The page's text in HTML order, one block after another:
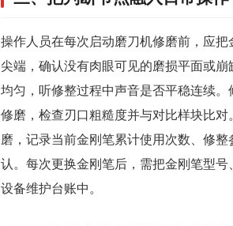
操作人员在每次启动磨刀机修磨前，应
尖端，确认没有肉眼可见的磨损平面或
均匀，听修整过程中声音是否平稳连续
修磨，检查刃口粗糙度并与对比样块比
磨，记录当前金刚笔累计使用次数、修
认。每次更换金刚笔后，需把金刚笔型
设备维护台账中。